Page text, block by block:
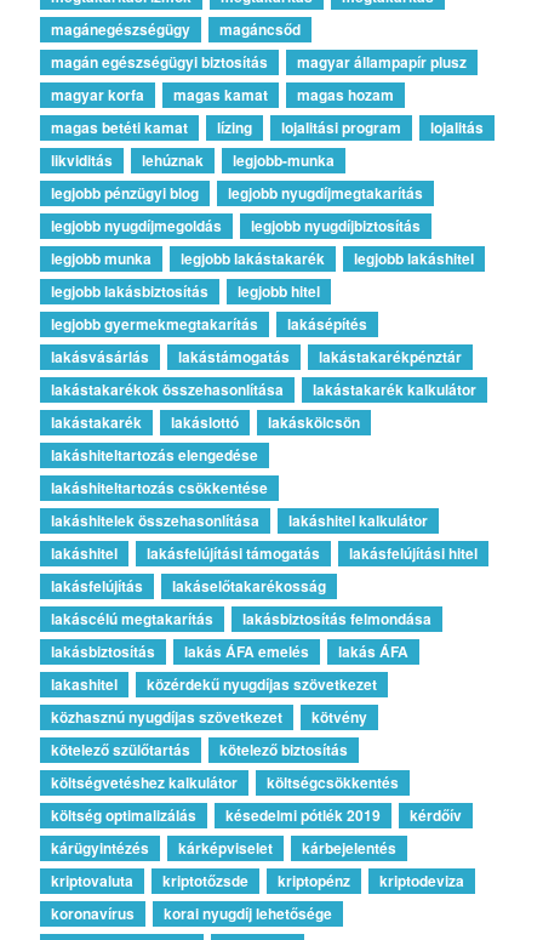
magánegészségügy
magáncsőd
magán egészségügyi biztosítás
magyar állampapír plusz
magyar korfa
magas kamat
magas hozam
magas betéti kamat
lízing lojalitási program
lojalitás
likviditás
lehúznak
legjobb-munka
legjobb pénzügyi blog
legjobb nyugdíjmegtakarítás
legjobb nyugdíjmegoldás
legjobb nyugdíjbiztosítás
legjobb munka
legjobb lakástakarék
legjobb lakáshitel
legjobb lakásbiztosítás
legjobb hitel
legjobb gyermekmegtakarítás
lakásépítés
lakásvásárlás
lakástámogatás
lakástakarékpénztár
lakástakarékok összehasonlítása
lakástakarék kalkulátor
lakástakarék
lakáslottó
lakáskölcsön
lakáshiteltartozás elengedése
lakáshiteltartozás csökkentése
lakáshitelek összehasonlítása
lakáshitel kalkulátor
lakáshitel
lakásfelújítási támogatás
lakásfelújítási hitel
lakásfelújítás
lakáselőtakarékosság
lakáscélú megtakarítás
lakásbiztosítás felmondása
lakásbiztosítás
lakás ÁFA emelés
lakás ÁFA
lakashitel
közérdekű nyugdíjas szövetkezet
közhasznú nyugdíjas szövetkezet
kötvény
kötelező szülőtartás
kötelező biztosítás
költségvetéshez kalkulátor
költségcsökkentés
költség optimalizálás
késedelmi pótlék 2019
kérdőív
kárügyintézés
kárképviselet
kárbejelentés
kriptovaluta
kriptotőzsde kriptopénz
kriptodeviza
koronavírus
korai nyugdíj lehetősége